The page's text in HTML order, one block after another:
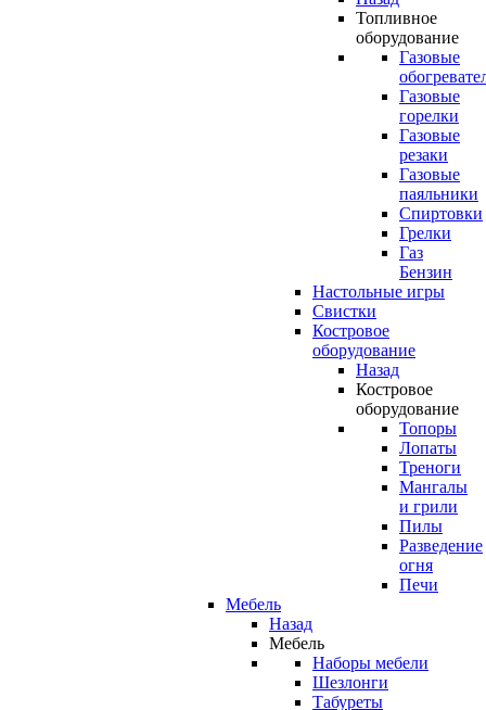
Топливное
оборудование
Газовые
Газовые
горелки
Газовые
резаки
Газовые
паяльники
Спиртовки
Грелки
Газ
Бензин
Настольные игры
Свистки
Костровое
оборудование
Назад
Костровое
оборудование
Топоры
Лопаты
Треноги
Мангалы
и грили
Пилы
Разведение
огня
Печи
Мебель
Назад
Мебель
Наборы мебели
Шезлонги
Табуреты